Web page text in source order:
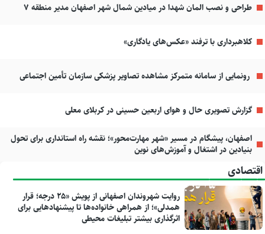
طراحی و نصب المان شهدا در میادین شمال شهر اصفهان مدیر منطقه ۷
کلاهبرداری با ترفند «عکس‌های یادگاری»
رونمایی از سامانه متمرکز مشاهده تصاویر پزشکی سازمان تأمین اجتماعی
گزارش تصویری حال و هوای اربعین حسینی در کربلای معلی
اصفهان، پیشگام در مسیر «شهر مهارت‌محور»؛ نقشه راه استانداری برای تحول
بنیادین در اشتغال و آموزش‌های نوین
اقتصادی
روایت شهروندان اصفهانی از پویش «۲۵ درجه؛ قرار
همدلی»؛ از همراهی خانواده‌ها تا پیشنهادهایی برای
اثرگذاری بیشتر تبلیغات محیطی